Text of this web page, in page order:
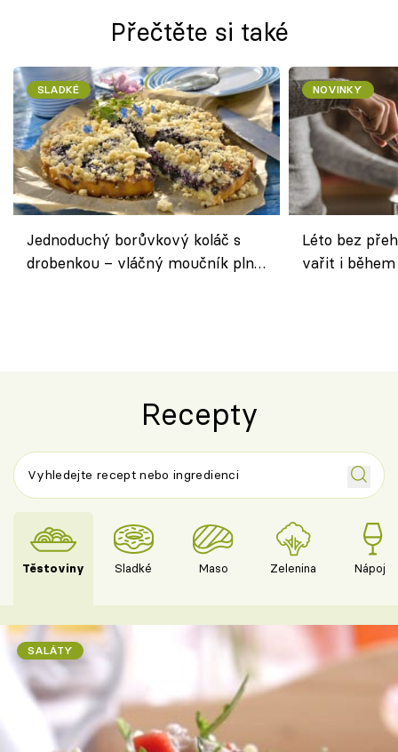
Přečtěte si také
SLADKÉ
Jednoduchý borůvkový koláč s
drobenkou – vláčný moučník plný
NOVINKY
Léto bez
vařit i
Recepty
Těstoviny Sladké Maso Zelenina Nápoje
SALÁTY